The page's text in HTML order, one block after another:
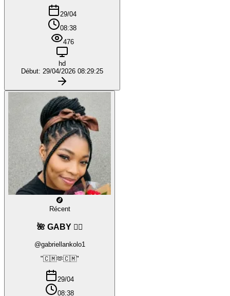
29/04
08:38
476
hd
Début: 29/04/2026 08:29:25
Récent
🌺 GABY ❤️‍🔥
@gabriellankolo1
"🇨🇲🫶🇨🇲"
29/04
08:38